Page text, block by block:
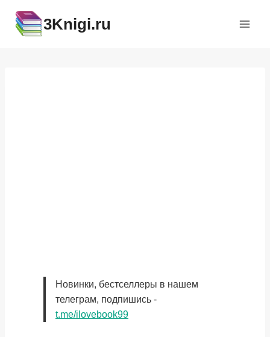
содержимому
3Knigi.ru
Новинки, бестселлеры в нашем
телеграм, подпишись -
t.me/ilovebook99